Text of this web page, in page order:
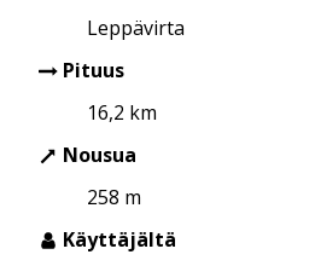
Leppävirta
Pituus
16,2 km
Nousua
258 m
Käyttäjältä